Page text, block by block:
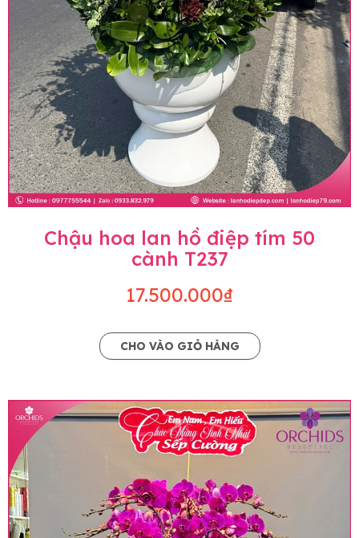
Chậu hoa lan hồ điệp tím 50
cành T237
17.500.000₫
CHO VÀO GIỎ HÀNG